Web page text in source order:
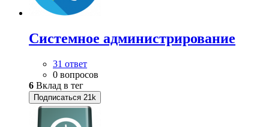
Системное администрирование
31 ответ
0 вопросов
6 Вклад в тег
Подписаться 21k